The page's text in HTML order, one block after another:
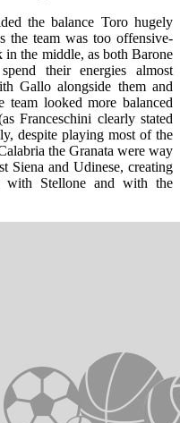
the balance Toro hugely
the team was too offensive-
the middle, as both Barone
their energies almost
Gallo alongside them and
team looked more balanced
Franceschini clearly stated
despite playing most of the
the Granata were way
Siena and Udinese, creating
with Stellone and with the